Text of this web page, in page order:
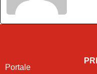
Portale